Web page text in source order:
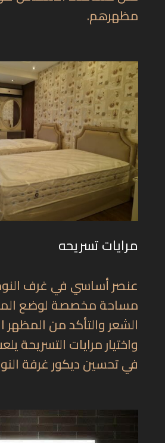
مظهرهم.
مرايات تسريحه
عنصر أساسي في غرف
مساحة مخصصة لوضع
الشعر والتأكد من المظهر
واختيار مرايات التسريحة
في تحسين ديكور غرفة